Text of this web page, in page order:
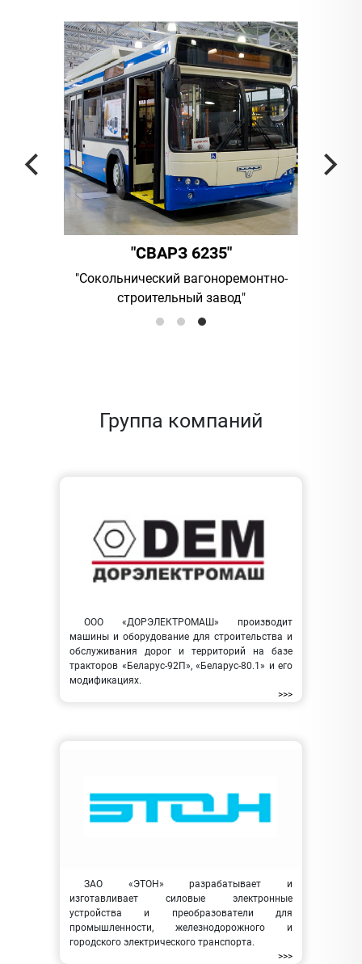
"СВАРЗ 6235"
"Сокольнический вагоноремонтно-
строительный завод"
Группа компаний
ООО «ДОРЭЛЕКТРОМАШ» производит
машины и оборудование для строительства и
обслуживания дорог и территорий на базе
тракторов «Беларус-92П», «Беларус-80.1» и его
модификациях.
>>>
ЗАО «ЭТОН» разрабатывает и
изготавливает силовые электронные
устройства и преобразователи для
промышленности, железнодорожного и
городского электрического транспорта.
>>>